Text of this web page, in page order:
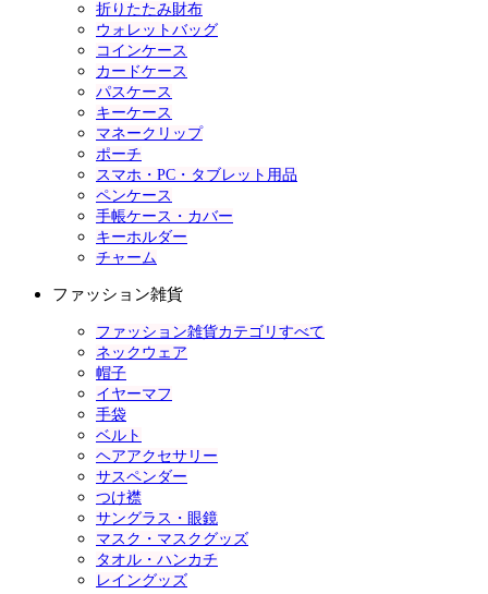
折りたたみ財布
ウォレットバッグ
コインケース
カードケース
パスケース
キーケース
マネークリップ
ポーチ
スマホ・PC・タブレット用品
ペンケース
手帳ケース・カバー
キーホルダー
チャーム
ファッション雑貨
ファッション雑貨カテゴリすべて
ネックウェア
帽子
イヤーマフ
手袋
ベルト
ヘアアクセサリー
サスペンダー
つけ襟
サングラス・眼鏡
マスク・マスクグッズ
タオル・ハンカチ
レイングッズ